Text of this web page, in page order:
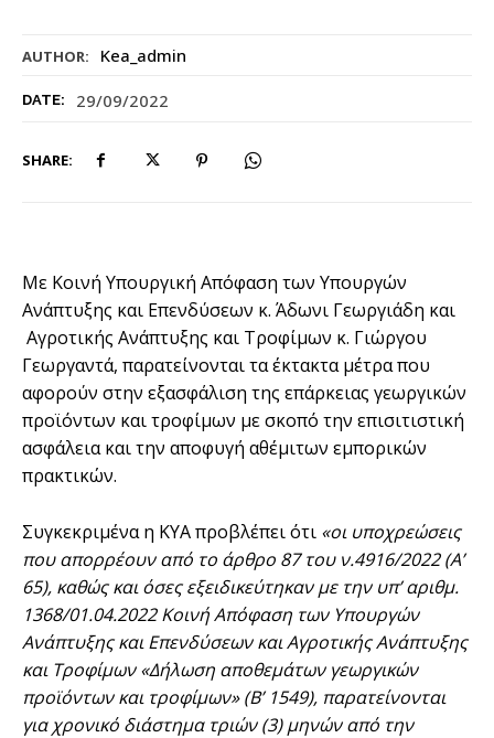
AUTHOR: Kea_admin
DATE: 29/09/2022
SHARE:
Με Κοινή Υπουργική Απόφαση των Υπουργών
Ανάπτυξης και Επενδύσεων κ. Άδωνι Γεωργιάδη και
Αγροτικής Ανάπτυξης και Τροφίμων κ. Γιώργου
Γεωργαντά, παρατείνονται τα έκτακτα μέτρα που
αφορούν στην εξασφάλιση της επάρκειας γεωργικών
προϊόντων και τροφίμων με σκοπό την επισιτιστική
ασφάλεια και την αποφυγή αθέμιτων εμπορικών
πρακτικών.
Συγκεκριμένα η ΚΥΑ προβλέπει ότι «οι υποχρεώσεις
που απορρέουν από το άρθρο 87 του ν.4916/2022 (Α’
65), καθώς και όσες εξειδικεύτηκαν με την υπ’ αριθμ.
1368/01.04.2022 Κοινή Απόφαση των Υπουργών
Ανάπτυξης και Επενδύσεων και Αγροτικής Ανάπτυξης
και Τροφίμων «Δήλωση αποθεμάτων γεωργικών
προϊόντων και τροφίμων» (Β’ 1549), παρατείνονται
για χρονικό διάστημα τριών (3) μηνών από την